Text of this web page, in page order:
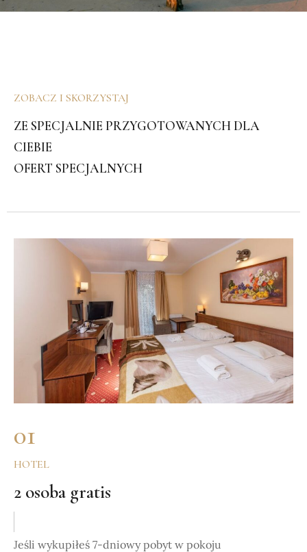
ZOBACZ I SKORZYSTAJ
ZE SPECJALNIE PRZYGOTOWANYCH DLA
CIEBIE
OFERT SPECJALNYCH
01
HOTEL
2 osoba gratis
Jeśli wykupiłeś 7-dniowy pobyt w pokoju